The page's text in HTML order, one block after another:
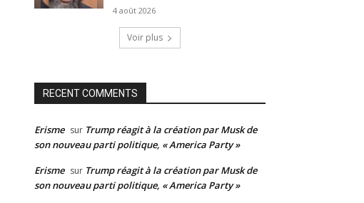
4 août 2026
Voir plus
RECENT COMMENTS
Erisme sur Trump réagit à la création par Musk de
son nouveau parti politique, « America Party »
Erisme sur Trump réagit à la création par Musk de
son nouveau parti politique, « America Party »